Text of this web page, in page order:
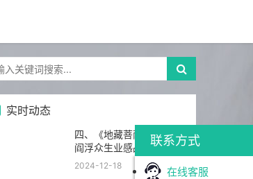
实时动态
四、《地藏菩萨本愿经》
阎浮众生业感品第四
2024-12-18
联系方式
在线客服